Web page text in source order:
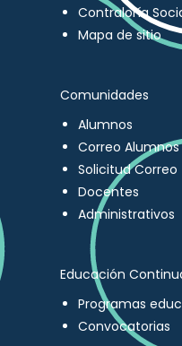
Contraloría
Mapa de sitio
Comunidades
Alumnos
Correo Alumnos
Solicitud Correo
Docentes
Administrativos
Educación
Programas
Convocatorias